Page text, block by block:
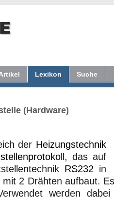
Lexikon Suche
(Hardware)
der Heizungstechnik
, das auf
RS232 in
mit 2 Drähten aufbaut.
werden